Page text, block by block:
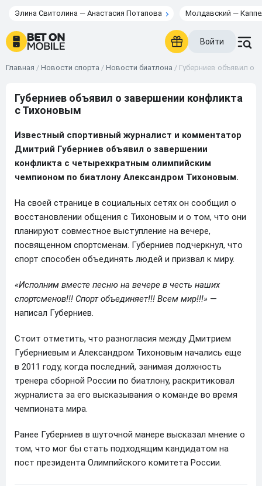
Элина Свитолина — Анастасия Потапова Молдавский —
Войти
Главная / Новости спорта / Новости биатлона / Губерниев объявил о
Губерниев объявил о завершении конфликта
с Тихоновым
Известный спортивный журналист и комментатор
Дмитрий Губерниев объявил о завершении
конфликта с четырехкратным олимпийским
чемпионом по биатлону Александром Тихоновым.
На своей странице в социальных сетях он сообщил о
восстановлении общения с Тихоновым и о том, что они
планируют совместное выступление на вечере,
посвященном спортсменам. Губерниев подчеркнул, что
спорт способен объединять людей и призвал к миру.
«Исполним вместе песню на вечере в честь наших
спортсменов!!! Спорт объединяет!!! Всем мир!!!» —
написал Губерниев.
Стоит отметить, что разногласия между Дмитрием
Губерниевым и Александром Тихоновым начались еще
в 2011 году, когда последний, занимая должность
тренера сборной России по биатлону, раскритиковал
журналиста за его высказывания о команде во время
чемпионата мира.
Ранее Губерниев в шуточной манере высказал мнение о
том, что мог бы стать подходящим кандидатом на
пост президента Олимпийского комитета России.